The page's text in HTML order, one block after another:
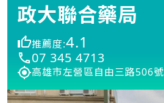
政大聯合藥局
推薦度:4.1
07 345 4713
高雄市左營區自由三路506號